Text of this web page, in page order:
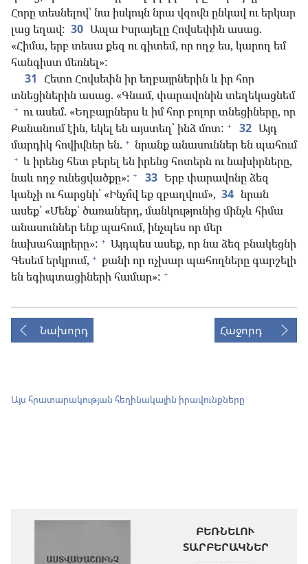
Հորը տեսնելով՝ նա իսկույն նրա վզովն ընկավ ու երկար
լաց եղավ: 30 Ապա Իսրայելը Հովսեփին ասաց.
«Հիմա, երբ տեսա քեզ ու գիտեմ, որ ողջ ես, կարող եմ
հանգիստ մեռնել»:
31 Հետո Հովսեփն իր եղբայրներին և իր հոր
տնեցիներին ասաց. «Գնամ, փարավոնին տեղեկացնեմ
+ ու ասեմ. «Եղբայրներս և իմ հոր բոլոր տնեցիները, որ
Քանանում էին, եկել են այստեղ՝ ինձ մոտ: + 32 Այդ
մարդիկ հովիվներ են. + նրանք անասուններ են պահում
+ և իրենց հետ բերել են իրենց հոտերն ու նախիրները,
նաև ողջ ունեցվածքը»: + 33 Երբ փարավոնը ձեզ
կանչի ու հարցնի՝ «Ինչո՞վ եք զբաղվում», 34 նրան
ասեք՝ «Մենք՝ ծառաներդ, մանկությունից մինչև հիմա
անասուններ ենք պահում, ինչպես որ մեր
նախահայրերը»: + Այդպես ասեք, որ նա ձեզ բնակեցնի
Գեսեմ երկրում, + քանի որ ոչխար պահողները գարշելի
են եգիպտացիների համար»: +
Նախորդ Հաջորդ
Այս հրատարակության հեղինակային իրավունքները
ԲԵՌՆԵԼՈՒ
ՏԱՐԲԵՐԱԿՆԵՐ